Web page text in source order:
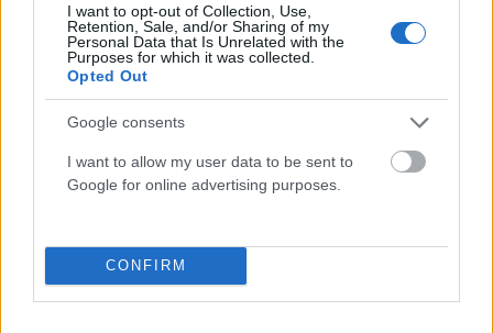
I want to opt-out of Collection, Use,
Retention, Sale, and/or Sharing of my
Personal Data that Is Unrelated with the
Purposes for which it was collected.
Opted Out
Google consents
I want to allow my user data to be sent to
Google for online advertising purposes.
CONFIRM